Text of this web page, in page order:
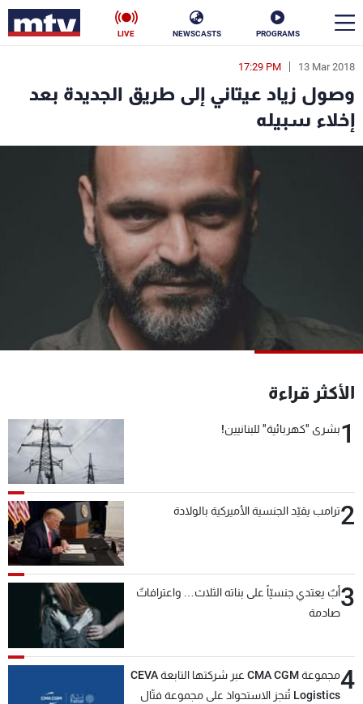
PROGRAMS
NEWSCASTS
LIVE
13 Mar 2018
17:29 PM
وصول زياد عيتاني إلى طريق الجديدة بعد
إخلاء سبيله
الأكثر قراءة
1بشرى "كهربائية" للبنانيين!
2ترامب يقيّد الجنسية الأميركية بالولادة
3أبٌ يعتدي جنسيّاً على بناته الثلاث… واعترافاتٌ
صادمة
4
مجموعة CMA CGM عبر شركتها التابعة CEVA
Logistics تُنجز الاستحواذ على مجموعة فتّال
en
الأخبار
سياسة ناس
رياضة
جدول البرامج
شاهد البرامج
الترددات
سياسة الخصوصية